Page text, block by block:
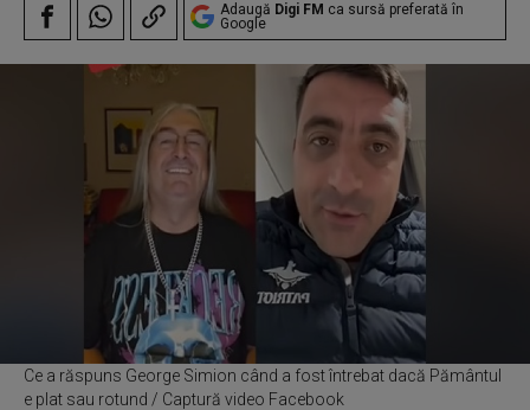
Adaugă Digi FM ca sursă preferată în
Google
Ce a răspuns George Simion când a fost întrebat dacă Pământul
e plat sau rotund / Captură video Facebook